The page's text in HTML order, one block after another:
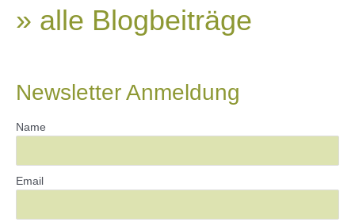
» alle Blogbeiträge
Newsletter Anmeldung
Name
Email